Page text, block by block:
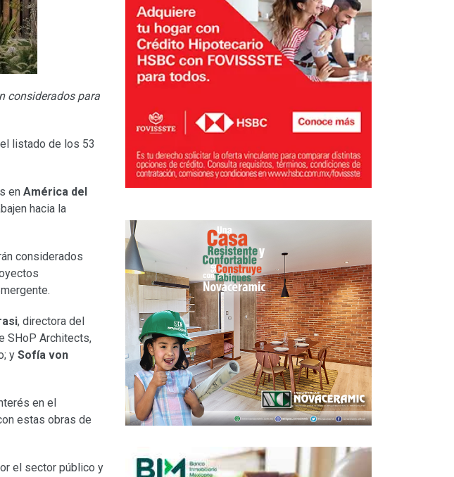
considerados para
listado de los 53
en América del
hacia la
considerados
, directora del
SHoP Architects,
y Sofía von
en el
estas obras de
el sector público y